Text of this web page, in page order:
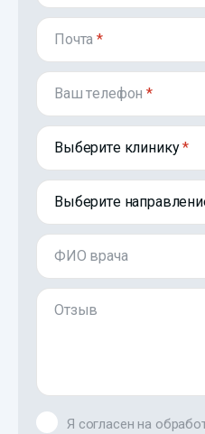
Почта*
Ваш телефон*
Выберите клинику
Выберите
ФИО врача
Отзыв
Я согласен на